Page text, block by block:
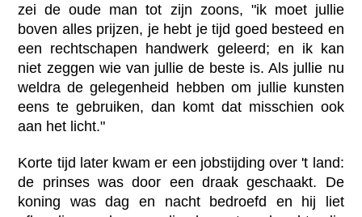
zei de oude man tot zijn zoons, "ik moet jullie
boven alles prijzen, je hebt je tijd goed besteed en
een rechtschapen handwerk geleerd; en ik kan
niet zeggen wie van jullie de beste is. Als jullie nu
weldra de gelegenheid hebben om jullie kunsten
eens te gebruiken, dan komt dat misschien ook
aan het licht."
Korte tijd later kwam er een jobstijding over 't land:
de prinses was door een draak geschaakt. De
koning was dag en nacht bedroefd en hij liet